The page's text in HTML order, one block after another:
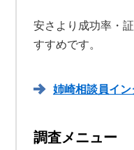
安さより成功率・
すすめです。
姉崎相談員イ
調査メニュー